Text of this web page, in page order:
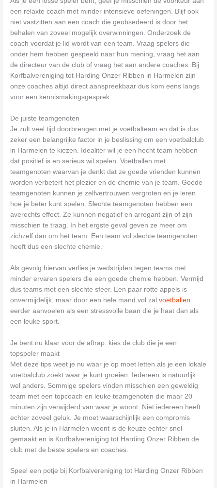
een relaxte coach met minder intensieve oefeningen. Blijf ook
niet vastzitten aan een coach die geobsedeerd is door het
behalen van zoveel mogelijk overwinningen. Onderzoek de
coach voordat je lid wordt van een team. Vraag spelers die
onder hem hebben gespeeld naar hun mening, vraag het aan
de directeur van de club of vraag het aan andere coaches. Bij
Korfbalvereniging tot Harding Onzer Ribben in Harmelen zijn
onze coaches altijd direct aanspreekbaar dus kom eens langs
voor een kennismakingsgesprek.
De juiste teamgenoten
Je zult veel tijd doorbrengen met je voetbalteam en dat is dus
zeker een belangrijke factor in je beslissing om een voetbalclub
in Harmelen te kiezen. Idealiter wil je een hecht team hebben
dat positief is en serieus wil spelen. Voetballen met
teamgenoten waarvan je denkt dat ze goede vrienden kunnen
worden verbetert het plezier en de chemie van je team. Goede
teamgenoten kunnen je zelfvertrouwen vergroten en je leren
hoe je beter kunt spelen. Slechte teamgenoten hebben een
averechts effect. Ze kunnen negatief en arrogant zijn of zijn
misschien te traag. In het ergste geval geven ze meer om
zichzelf dan om het team. Een team vol slechte teamgenoten
heeft dus een slechte chemie.
Als gevolg hiervan verlies je wedstrijden tegen teams met
minder ervaren spelers die een goede chemie hebben. Vermijd
dus teams met een slechte sfeer. Een paar rotte appels is
onvermijdelijk, maar door een hele mand vol zalvoetballen
eerder aanvoelen als een stressvolle baan die je haat dan als
een leuke sport.
Je bent nu klaar voor de aftrap: kies de club die je een
topspeler maakt
Met deze tips weet je nu waar je op moet letten als je een lokale
voetbalclub zoekt waar je kunt groeien. Iedereen is natuurlijk
wel anders. Sommige spelers vinden misschien een geweldig
team met een topcoach en leuke teamgenoten die maar 20
minuten zijn verwijderd van waar je woont. Niet iedereen heeft
echter zoveel geluk. Je moet waarschijnlijk een compromis
sluiten. Als je in Harmelen woont is de keuze echter snel
gemaakt en is Korfbalvereniging tot Harding Onzer Ribben de
club met de beste spelers en coaches.
Speel een potje bij Korfbalvereniging tot Harding Onzer Ribben
in Harmelen